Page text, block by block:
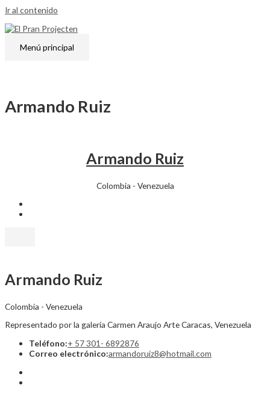
Ir al contenido
Menú principal
Armando Ruiz
Armando Ruiz
Colombia - Venezuela
Armando Ruiz
Colombia - Venezuela
Representado por la galería Carmen Araujo Arte Caracas, Venezuela
Teléfono:+ 57 301- 6892876
Correo electrónico:armandoruiz8@hotmail.com